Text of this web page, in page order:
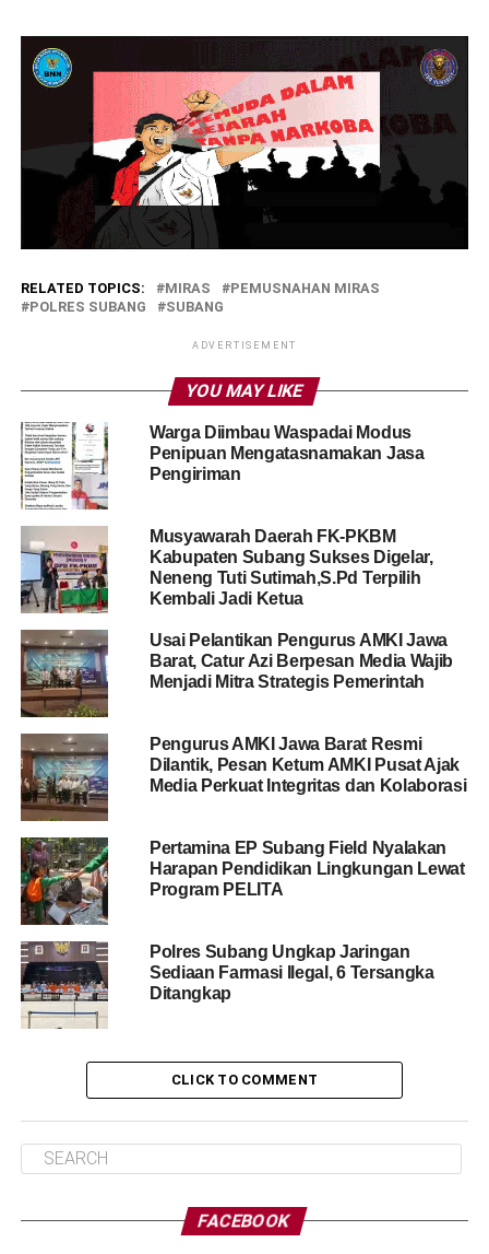
RELATED TOPICS: MIRAS
PEMUSNAHAN MIRAS
POLRES SUBANG
SUBANG
ADVERTISEMENT
YOU MAY LIKE
Warga Diimbau Waspadai Modus
Penipuan Mengatasnamakan Jasa
Pengiriman
Musyawarah Daerah FK-PKBM
Kabupaten Subang Sukses Digelar,
Neneng Tuti Sutimah,S.Pd Terpilih
Kembali Jadi Ketua
Usai Pelantikan Pengurus AMKI Jawa
Barat, Catur Azi Berpesan Media Wajib
Menjadi Mitra Strategis Pemerintah
Pengurus AMKI Jawa Barat Resmi
Dilantik, Pesan Ketum AMKI Pusat Ajak
Media Perkuat Integritas dan Kolaborasi
Pertamina EP Subang Field Nyalakan
Harapan Pendidikan Lingkungan Lewat
Program PELITA
Polres Subang Ungkap Jaringan
Sediaan Farmasi Ilegal, 6 Tersangka
Ditangkap
CLICK TO COMMENT
FACEBOOK